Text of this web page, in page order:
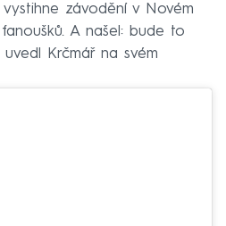
závodění v Novém
A našel: bude to
Krčmář na svém